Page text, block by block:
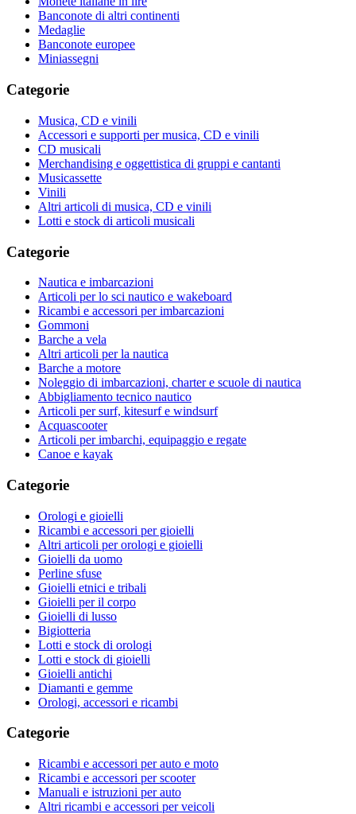
Banconote di altri continenti
Medaglie
Banconote europee
Miniassegni
Categorie
Musica, CD e vinili
Accessori e supporti per musica, CD e vinili
CD musicali
Merchandising e oggettistica di gruppi e cantanti
Musicassette
Vinili
Altri articoli di musica, CD e vinili
Lotti e stock di articoli musicali
Categorie
Nautica e imbarcazioni
Articoli per lo sci nautico e wakeboard
Ricambi e accessori per imbarcazioni
Gommoni
Barche a vela
Altri articoli per la nautica
Barche a motore
Noleggio di imbarcazioni, charter e scuole di nautica
Abbigliamento tecnico nautico
Articoli per surf, kitesurf e windsurf
Acquascooter
Articoli per imbarchi, equipaggio e regate
Canoe e kayak
Categorie
Orologi e gioielli
Ricambi e accessori per gioielli
Altri articoli per orologi e gioielli
Gioielli da uomo
Perline sfuse
Gioielli etnici e tribali
Gioielli per il corpo
Gioielli di lusso
Bigiotteria
Lotti e stock di orologi
Lotti e stock di gioielli
Gioielli antichi
Diamanti e gemme
Orologi, accessori e ricambi
Categorie
Ricambi e accessori per auto e moto
Ricambi e accessori per scooter
Manuali e istruzioni per auto
Altri ricambi e accessori per veicoli